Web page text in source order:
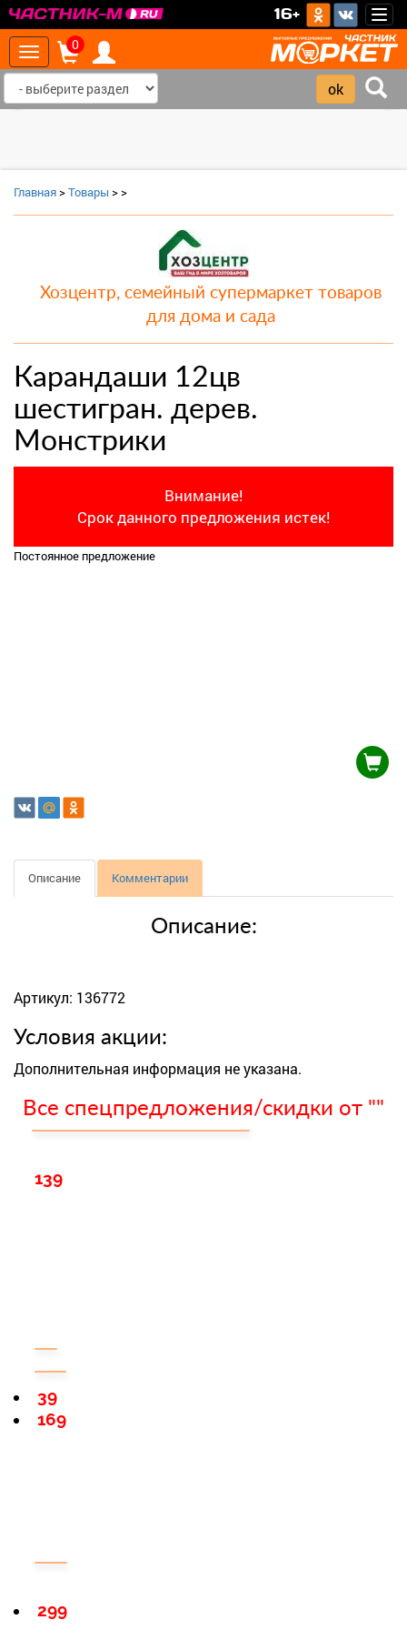
16+
Toggle
navigation
0
Главная>Товары >>
Хозцентр, семейный супермаркет товаров
для дома и сада
Карандаши 12цв
шестигран. дерев.
Монстрики
Внимание!
Срок данного предложения истек!
Постоянное предложение
Описание Комментарии
Описание:
Артикул: 136772
Условия акции:
Дополнительная информация не указана.
Все спецпредложения/скидки от ""
139
169
39
299
‹ ›